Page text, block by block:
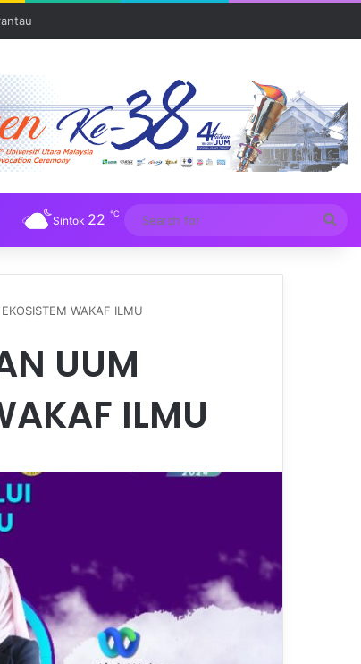
Sintok 22 ℃
for
WAKAF ILMU
UUM
ILMU